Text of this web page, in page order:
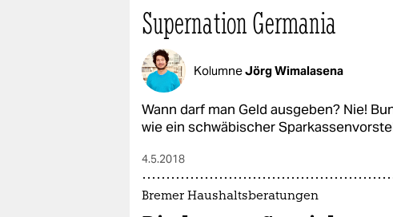
Supernation Germania
KolumneJörg Wimalasena
Wann darf man Geld ausgeben? Nie!
wie ein schwäbischer
4.5.2018
Bremer Haushaltsberatungen